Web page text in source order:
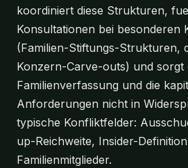
koordiniert diese Strukturen,
Konsultationen bei besonderen
(Familien-Stiftungs-Strukturen,
Konzern-Carve-outs) und sorgt
Familienverfassung und die
Anforderungen nicht in
typische Konfliktfelder:
up-Reichweite, Insider-
Familienmitglieder.